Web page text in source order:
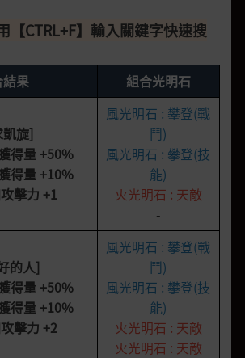
【CTRL+F】輸入關鍵字快速搜
果 組合光明石
旋]
得量+50%
得量+10%
擊力 +1
風光明石 : 攀登(戰
鬥)
風光明石 : 攀登(技
能)
火光明石 : 天敵
-
的人]
得量+50%
得量+10%
擊力 +2
風光明石 : 攀登(戰
鬥)
風光明石 : 攀登(技
能)
火光明石 : 天敵
火光明石 : 天敵